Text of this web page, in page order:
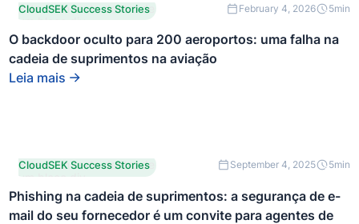
Este é um texto dentro de
um bloco div.
CloudSEK Success Stories February 4, 2026 5min
O backdoor oculto para 200 aeroportos: uma falha na
cadeia de suprimentos na aviação
Leia mais
Este é um texto dentro de
um bloco div.
CloudSEK Success Stories September 4, 2025 5min
Phishing na cadeia de suprimentos: a segurança de e-
mail do seu fornecedor é um convite para agentes de